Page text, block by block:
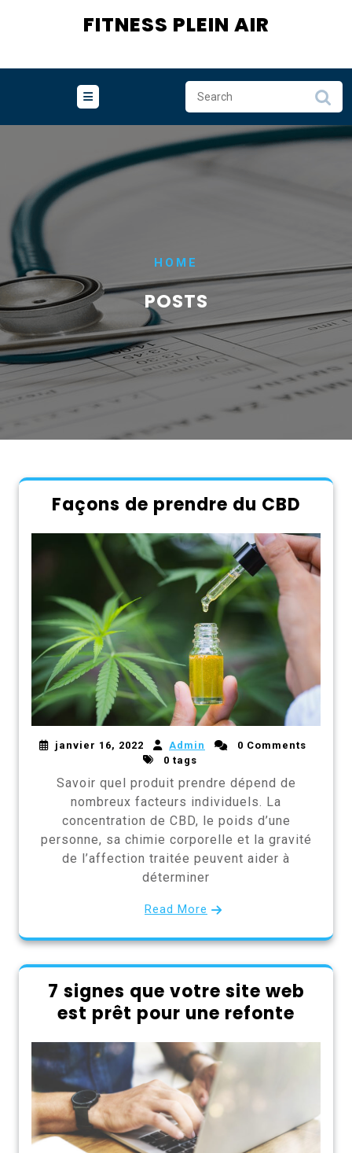
FITNESS PLEIN AIR
HOME
POSTS
Façons de prendre du CBD
janvier 16, 2022 Admin
0 Comments
0 tags
Savoir quel produit prendre dépend de
nombreux facteurs individuels. La
concentration de CBD, le poids d’une
personne, sa chimie corporelle et la gravité
de l’affection traitée peuvent aider à
déterminer
Read More
7 signes que votre site web
est prêt pour une refonte